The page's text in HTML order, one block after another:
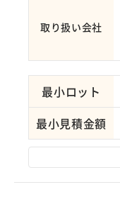
取り扱い会社
最小ロット
最小見積金額